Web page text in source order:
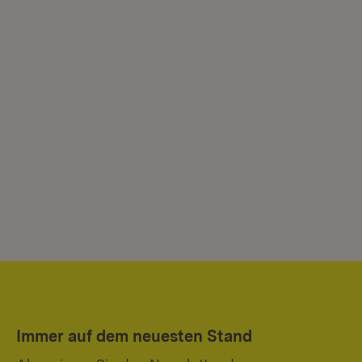
Immer auf dem neuesten Stand